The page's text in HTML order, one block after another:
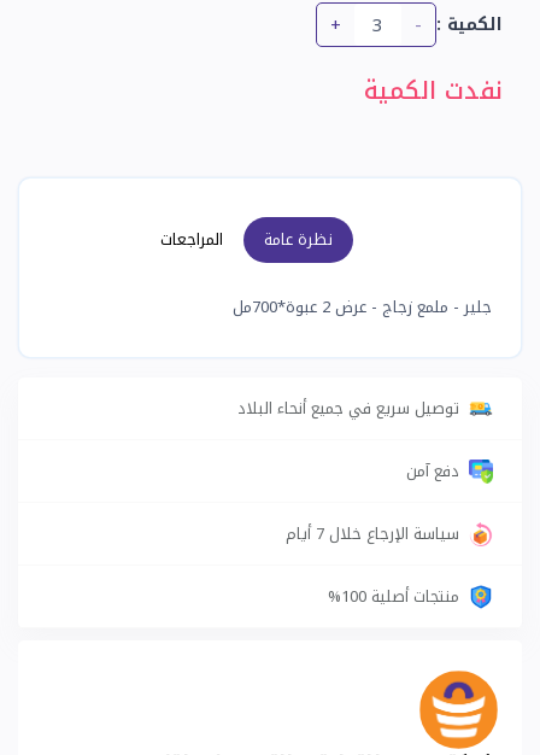
الكمية : -
+
نفدت الكمية
نظرة عامة المراجعات
جلير - ملمع زجاج - عرض 2 عبوة*700مل
توصيل سريع في جميع أنحاء البلاد
دفع آمن
سياسة الإرجاع خلال 7 أيام
منتجات أصلية 100%